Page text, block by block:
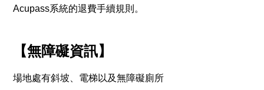
Acupass系統的退費手續規則。
【無障礙資訊】
場地處有斜坡、電梯以及無障礙廁所